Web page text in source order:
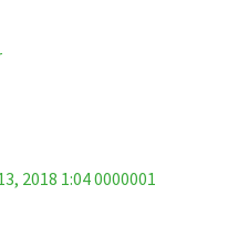
2018 1:04 0000001